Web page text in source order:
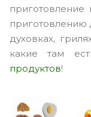
приготовлению
духовках,
какие там
продуктов!